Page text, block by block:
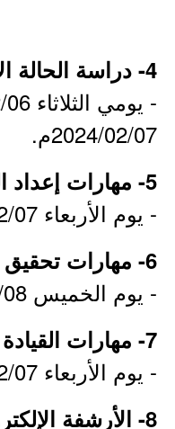
4- دراسة الحالة الإرشادية:
2024/02/07م.
5- مهارات إعداد التقارير الإدارية:
- يوم الأربعاء 2024/02/07م.
6- مهارات تحقيق الأهداف الوظيفية:
- يوم الخميس 2024/02/08م.
7- مهارات القيادة والتمكين الإداري:
- يوم الأربعاء 2024/02/07م.
8- الأرشفة